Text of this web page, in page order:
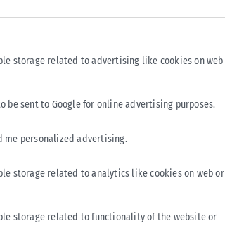
storage related to advertising like cookies on web
be sent to Google for online advertising purposes.
me personalized advertising.
storage related to analytics like cookies on web or
storage related to functionality of the website or